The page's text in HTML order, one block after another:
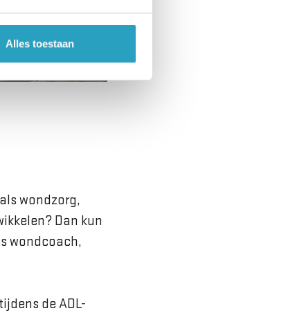
Alles toestaan
wondzorg,
Dan kun
wondcoach,
de ADL-